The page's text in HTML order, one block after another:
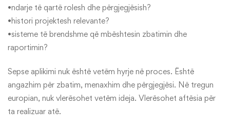
•ndarje të qartë rolesh dhe përgjegjësish?
•histori projektesh relevante?
•sisteme të brendshme që mbështesin zbatimin dhe
raportimin?
Sepse aplikimi nuk është vetëm hyrje në proces. Është
angazhim për zbatim, menaxhim dhe përgjegjësi. Në tregun
europian, nuk vlerësohet vetëm ideja. Vlerësohet aftësia për
ta realizuar atë.